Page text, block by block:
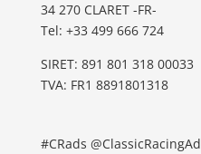
34 270 CLARET -FR-
Tel: ‭+33 499 666 724‬
SIRET: 891 801 318 00033
TVA: FR1 8891801318
#CRads @ClassicRacingAd